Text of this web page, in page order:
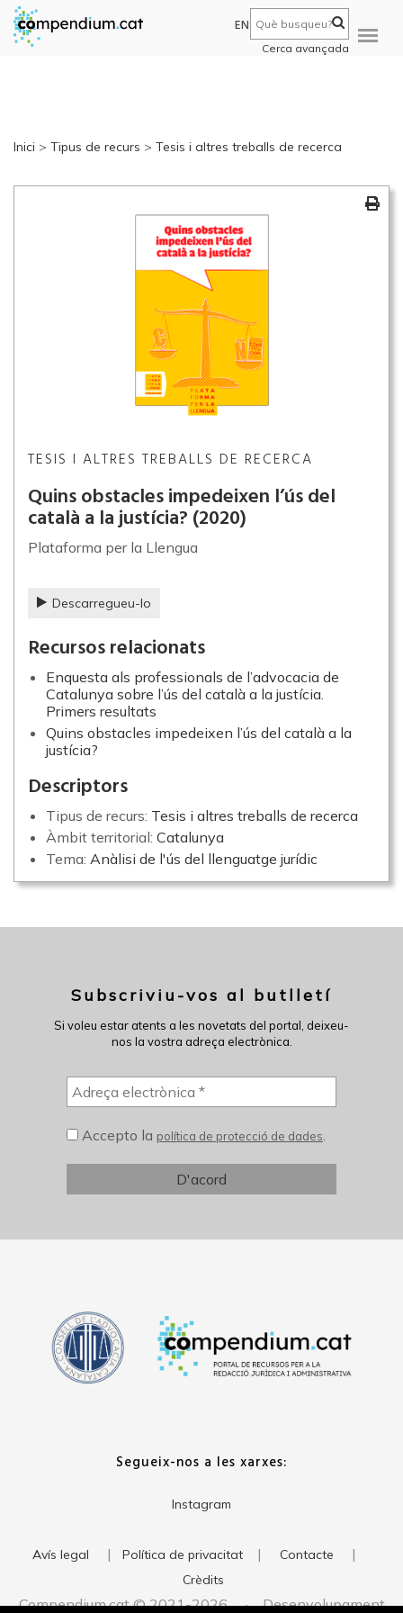
EN
Cerca avançada
Inici > Tipus de recurs > Tesis i altres treballs de recerca
TESIS I ALTRES TREBALLS DE RECERCA
Quins obstacles impedeixen l’ús del
català a la justícia? (2020)
Plataforma per la Llengua
Descarregueu-lo
Recursos relacionats
Enquesta als professionals de l’advocacia de
Catalunya sobre l’ús del català a la justícia.
Primers resultats
Quins obstacles impedeixen l’ús del català a la
justícia?
Descriptors
Tipus de recurs: Tesis i altres treballs de recerca
Àmbit territorial: Catalunya
Tema: Anàlisi de l'ús del llenguatge jurídic
Subscriviu-vos al butlletí
Si voleu estar atents a les novetats del portal, deixeu-
nos la vostra adreça electrònica.
Accepto la política de protecció de dades.
Segueix-nos a les xarxes:
Instagram
Avís legal | Política de privacitat | Contacte |
Crèdits
Compendium.cat © 2021-2026 · Desenvolupament